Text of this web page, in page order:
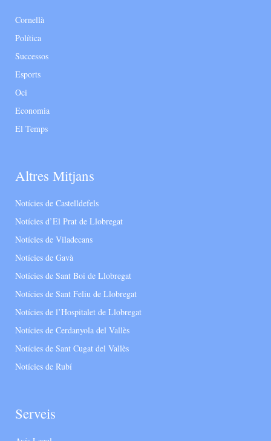
Cornellà
Política
Successos
Esports
Oci
Economia
El Temps
Altres Mitjans
Notícies de Castelldefels
Notícies d’El Prat de Llobregat
Notícies de Viladecans
Notícies de Gavà
Notícies de Sant Boi de Llobregat
Notícies de Sant Feliu de Llobregat
Notícies de l’Hospitalet de Llobregat
Notícies de Cerdanyola del Vallès
Notícies de Sant Cugat del Vallès
Notícies de Rubí
Serveis